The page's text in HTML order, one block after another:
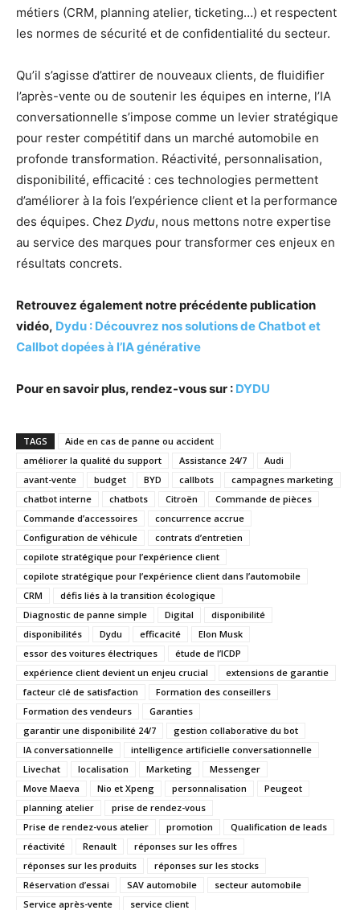
métiers (CRM, planning atelier, ticketing…) et respectent
les normes de sécurité et de confidentialité du secteur.
Qu’il s’agisse d’attirer de nouveaux clients, de fluidifier
l’après-vente ou de soutenir les équipes en interne, l’IA
conversationnelle s’impose comme un levier stratégique
pour rester compétitif dans un marché automobile en
profonde transformation. Réactivité, personnalisation,
disponibilité, efficacité : ces technologies permettent
d’améliorer à la fois l’expérience client et la performance
des équipes. Chez Dydu, nous mettons notre expertise
au service des marques pour transformer ces enjeux en
résultats concrets.
Retrouvez également notre précédente publication
vidéo, Dydu : Découvrez nos solutions de Chatbot et
Callbot dopées à l’IA générative
Pour en savoir plus, rendez-vous sur : DYDU
TAGS
Aide en cas de panne ou accident
améliorer la qualité du support
Assistance 24/7
Audi
avant-vente
budget BYD callbots
campagnes marketing
chatbot interne
chatbots Citroën
Commande de pièces
Commande d’accessoires
concurrence accrue
Configuration de véhicule
contrats d’entretien
copilote stratégique pour l’expérience client
copilote stratégique pour l’expérience client dans l’automobile
CRM
défis liés à la transition écologique
Diagnostic de panne simple
Digital
disponibilité
disponibilités
Dydu efficacité
Elon Musk
essor des voitures électriques
étude de l’ICDP
expérience client devient un enjeu crucial
extensions de garantie
facteur clé de satisfaction
Formation des conseillers
Formation des vendeurs
Garanties
garantir une disponibilité 24/7
gestion collaborative du bot
IA conversationnelle
intelligence artificielle conversationnelle
Livechat
localisation Marketing
Messenger
Move Maeva
Nio et Xpeng personnalisation
Peugeot
planning atelier
prise de rendez-vous
Prise de rendez-vous atelier
promotion
Qualification de leads
réactivité
Renault
réponses sur les offres
réponses sur les produits
réponses sur les stocks
Réservation d’essai
SAV automobile
secteur automobile
Service après-vente
service client